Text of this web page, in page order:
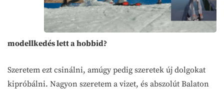
modellkedés lett a hobbid?
Szeretem ezt csinálni, amúgy pedig szeretek új dolgokat
kipróbálni. Nagyon szeretem a vizet, és abszolút Balaton